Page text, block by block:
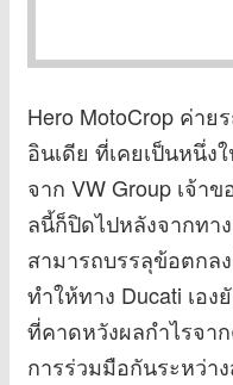
Hero MotoCrop ค่าย
อินเดีย ที่เคยเป็นหนึ่
จาก VW Group เจ้า
ลนี้ก็ปิดไปหลังจากทาง
สามารถบรรลุข้อตกล
ทำให้ทาง Ducati เอ
ที่คาดหวังผลกำไรจา
การร่วมมือกันระหว่า